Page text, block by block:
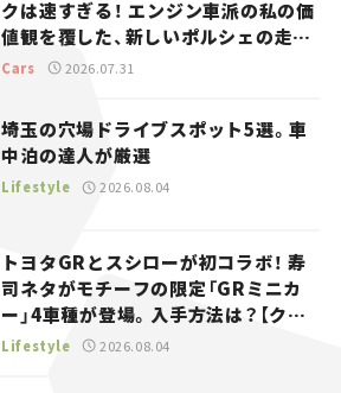
クは速すぎる！ エンジン車派の私の価
値観を覆した、新しいポルシェの走
り。
Cars 2026.07.31
埼玉の穴場ドライブスポット5選。車
中泊の達人が厳選
Lifestyle 2026.08.04
トヨタGRとスシローが初コラボ！ 寿
司ネタがモチーフの限定「GRミニカ
ー」4車種が登場。入手方法は？【クル
マとホビー】
Lifestyle 2026.08.04